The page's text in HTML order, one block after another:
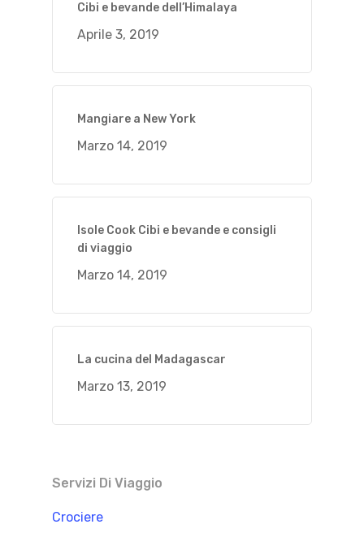
Cibi e bevande dell’Himalaya
Aprile 3, 2019
Mangiare a New York
Marzo 14, 2019
Isole Cook Cibi e bevande e consigli
di viaggio
Marzo 14, 2019
La cucina del Madagascar
Marzo 13, 2019
Servizi Di Viaggio
Crociere